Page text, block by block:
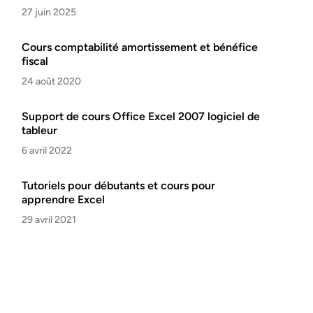
27 juin 2025
Cours comptabilité amortissement et bénéfice
fiscal
24 août 2020
Support de cours Office Excel 2007 logiciel de
tableur
6 avril 2022
Tutoriels pour débutants et cours pour
apprendre Excel
29 avril 2021